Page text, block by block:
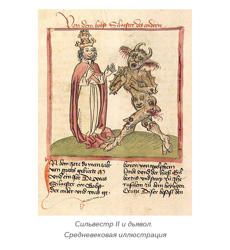
Сильвестр II и дьявол.
Средневековая иллюстрация